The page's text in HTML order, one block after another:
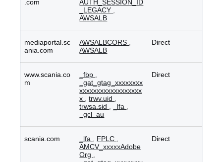
.com
AUTH_SESSION_ID
_LEGACY
AWSALB
mediaportal.sc
ania.com
AWSALBCORS
AWSALB
Direct
www.scania.co
m
_fbp
_gat_gtag_xxxxxxxx
xxxxxxxxxxxxxxxxxx
x
,trwv.uid
trwsa.sid
_lfa
_gcl_au
Direct
scania.com _lfa FPLC
AMCV_xxxxxAdobe
Org
Direct